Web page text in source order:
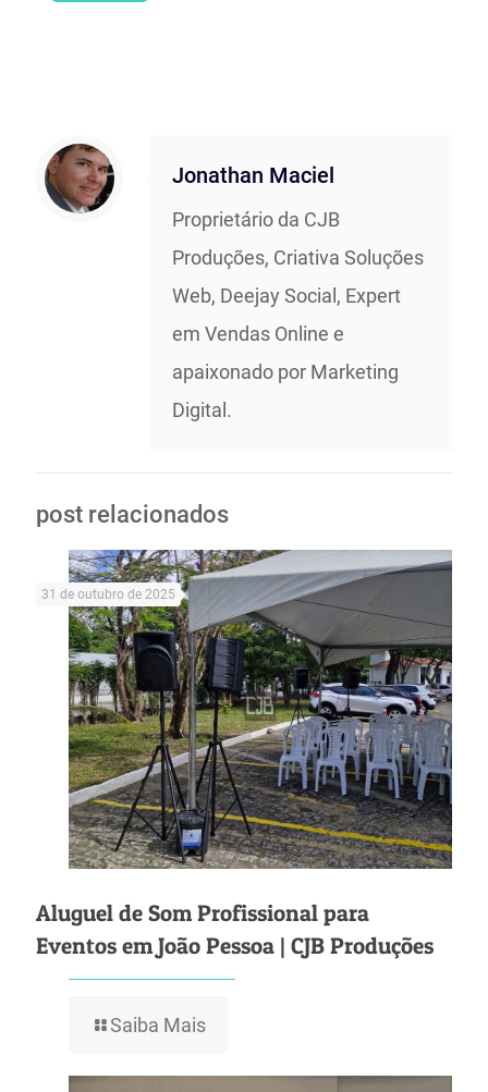
Jonathan Maciel
Proprietário da CJB
Produções, Criativa Soluções
Web, Deejay Social, Expert
em Vendas Online e
apaixonado por Marketing
Digital.
post relacionados
31 de outubro de 2025
Aluguel de Som Profissional para
Eventos em João Pessoa | CJB Produções
Saiba Mais